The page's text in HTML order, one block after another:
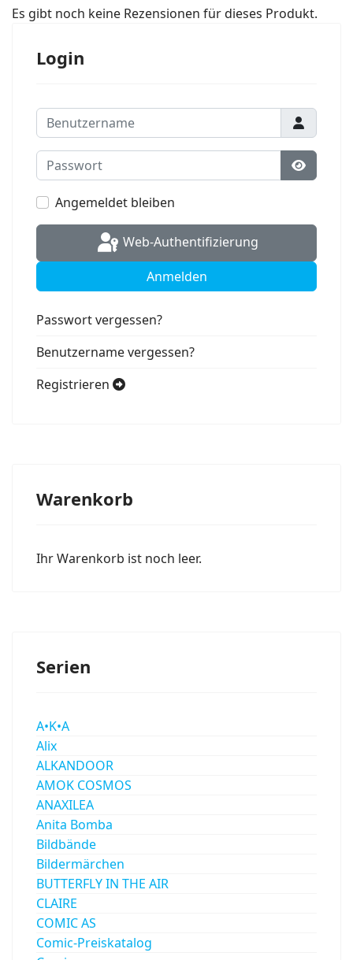
Es gibt noch keine Rezensionen für dieses Produkt.
Login
Benutzername
Passwort
Angemeldet bleiben
Web-Authentifizierung
Anmelden
Passwort vergessen?
Benutzername vergessen?
Registrieren
Warenkorb
Ihr Warenkorb ist noch leer.
Serien
A•K•A
Alix
ALKANDOOR
AMOK COSMOS
ANAXILEA
Anita Bomba
Bildbände
Bildermärchen
BUTTERFLY IN THE AIR
CLAIRE
COMIC AS
Comic-Preiskatalog